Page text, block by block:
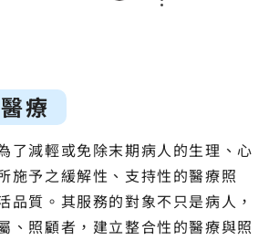
療
了減輕或免除末期病人的生理、心
施予之緩解性、支持性的醫療照
品質。其服務的對象不只是病人，
、照顧者，建立整合性的醫療與照